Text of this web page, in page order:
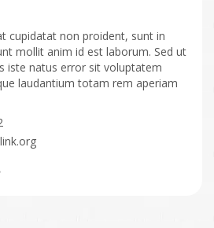
cupidatat non proident, sunt in
mollit anim id est laborum. Sed ut
iste natus error sit voluptatem
laudantium totam rem aperiam